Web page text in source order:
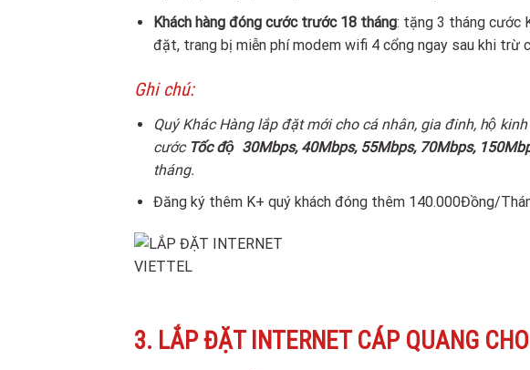
Khách hàng đóng cước trước 18 tháng: tặng 3 tháng cước
đặt, trang bị miễn phí modem wifi 4 cổng ngay sau khi trừ
Ghi chú:
Quý Khác Hàng lắp đặt mới cho cá nhân, gia đinh, hộ
cước Tốc độ 30Mbps, 40Mbps, 55Mbps, 70Mbps,
tháng.
Đăng ký thêm K+ quý khách đóng thêm 140.000Đồng/
3. LẮP ĐẶT INTERNET CÁP QUANG